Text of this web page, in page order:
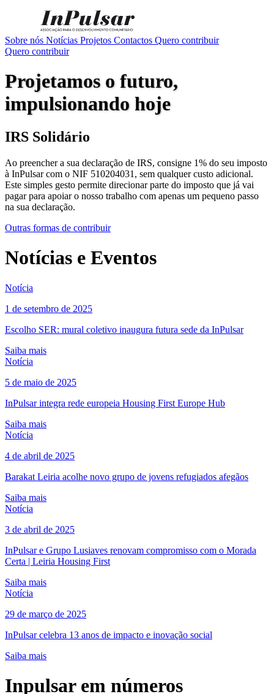
Sobre nós Notícias Projetos Contactos Quero contribuir
Quero contribuir
Projetamos o futuro,
impulsionando hoje
IRS Solidário
Ao preencher a sua declaração de IRS, consigne 1% do seu imposto
à InPulsar com o NIF 510204031, sem qualquer custo adicional.
Este simples gesto permite direcionar parte do imposto que já vai
pagar para apoiar o nosso trabalho com apenas um pequeno passo
na sua declaração.
Outras formas de contribuir
Notícias e Eventos
Notícia
1 de setembro de 2025
Escolho SER: mural coletivo inaugura futura sede da InPulsar
Saiba mais
Notícia
5 de maio de 2025
InPulsar integra rede europeia Housing First Europe Hub
Saiba mais
Notícia
4 de abril de 2025
Barakat Leiria acolhe novo grupo de jovens refugiados afegãos
Saiba mais
Notícia
3 de abril de 2025
InPulsar e Grupo Lusiaves renovam compromisso com o Morada
Certa | Leiria Housing First
Saiba mais
Notícia
29 de março de 2025
InPulsar celebra 13 anos de impacto e inovação social
Saiba mais
Inpulsar em números